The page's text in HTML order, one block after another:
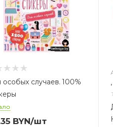
особых случаев. 100%
BYN/шт
,